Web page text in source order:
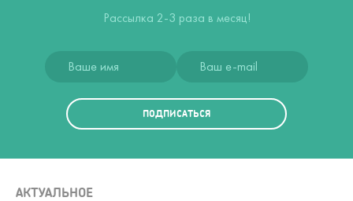
Рассылка 2-3 раза в месяц!
ПОДПИСАТЬСЯ
АКТУАЛЬНОЕ